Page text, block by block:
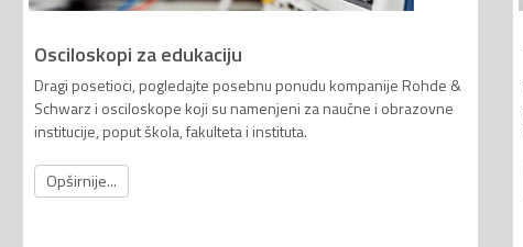
Osciloskopi za edukaciju
Dragi posetioci, pogledajte posebnu ponudu kompanije Rohde &
Schwarz i osciloskope koji su namenjeni za naučne i obrazovne
institucije, poput škola, fakulteta i instituta.
Opširnije...